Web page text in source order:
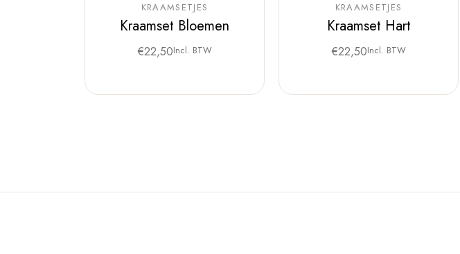
KRAAMSETJES
Kraamset Bloemen
€22,50Incl. BTW
KRAAMSETJES
Kraamset Hart
€22,50Incl. BTW